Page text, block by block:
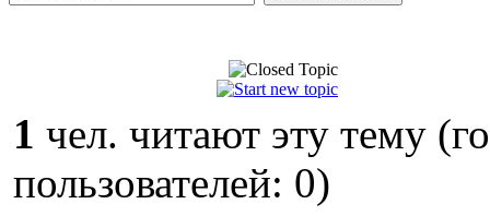
1 чел. читают эту тему
пользователей: 0)